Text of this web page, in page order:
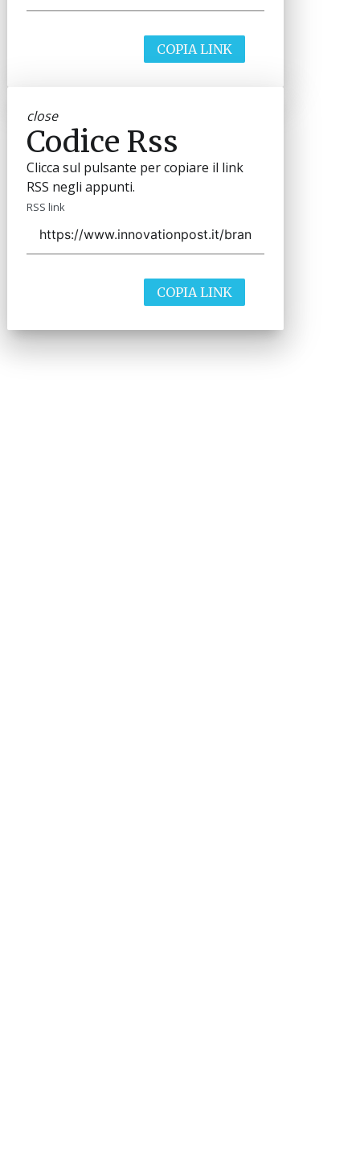
COPIA LINK
close
Codice Rss
Clicca sul pulsante per copiare il link
RSS negli appunti.
RSS link
COPIA LINK